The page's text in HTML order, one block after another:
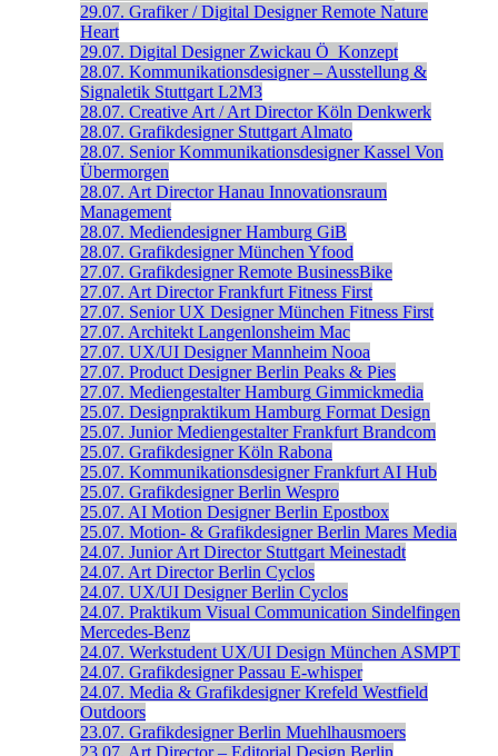
29.07. Grafiker / Digital Designer Remote Nature
Heart
29.07. Digital Designer Zwickau Ö_Konzept
28.07. Kommunikationsdesigner – Ausstellung &
Signaletik Stuttgart L2M3
28.07. Creative Art / Art Director Köln Denkwerk
28.07. Grafikdesigner Stuttgart Almato
28.07. Senior Kommunikations­designer Kassel Von
Übermorgen
28.07. Art Director Hanau Innovationsraum
Management
28.07. Mediendesigner Hamburg GiB
28.07. Grafikdesigner München Yfood
27.07. Grafikdesigner Remote BusinessBike
27.07. Art Director Frankfurt Fitness First
27.07. Senior UX Designer München Fitness First
27.07. Architekt Langenlonsheim Mac
27.07. UX/UI Designer Mannheim Nooa
27.07. Product Designer Berlin Peaks & Pies
27.07. Mediengestalter Hamburg Gimmickmedia
25.07. Designpraktikum Hamburg Format Design
25.07. Junior Mediengestalter Frankfurt Brandcom
25.07. Grafikdesigner Köln Rabona
25.07. Kommunikationsdesigner Frankfurt AI Hub
25.07. Grafikdesigner Berlin Wespro
25.07. AI Motion Designer Berlin Epostbox
25.07. Motion- & Grafikdesigner Berlin Mares Media
24.07. Junior Art Director Stuttgart Meinestadt
24.07. Art Director Berlin Cyclos
24.07. UX/UI Designer Berlin Cyclos
24.07. Praktikum Visual Communication Sindelfingen
Mercedes-Benz
24.07. Werkstudent UX/UI Design München ASMPT
24.07. Grafikdesigner Passau E-whisper
24.07. Media & Grafikdesigner Krefeld Westfield
Outdoors
23.07. Grafikdesigner Berlin Muehlhausmoers
23.07. Art Director – Editorial Design Berlin